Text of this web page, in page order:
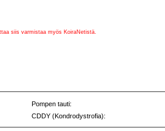
siis varmistaa myös KoiraNetistä.
Pompen tauti:
CDDY (Kondrodystrofia):